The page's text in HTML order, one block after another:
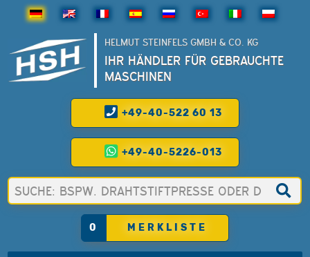
HELMUT STEINFELS GMBH & CO. KG
IHR HÄNDLER FÜR GEBRAUCHTE
MASCHINEN
+49-40-522 60 13
+49-40-5226-013
0 MERKLISTE